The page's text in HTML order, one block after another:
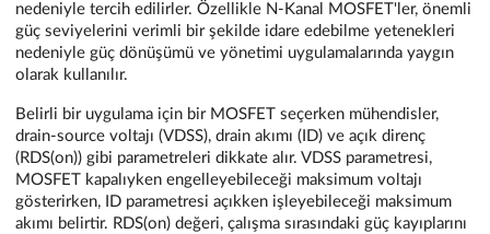
nedeniyle tercih edilirler. Özellikle N-Kanal MOSFET'ler, önemli
güç seviyelerini verimli bir şekilde idare edebilme yetenekleri
nedeniyle güç dönüşümü ve yönetimi uygulamalarında yaygın
olarak kullanılır.
Belirli bir uygulama için bir MOSFET seçerken mühendisler,
drain-source voltajı (VDSS), drain akımı (ID) ve açık direnç
(RDS(on)) gibi parametreleri dikkate alır. VDSS parametresi,
MOSFET kapalıyken engelleyebileceği maksimum voltajı
gösterirken, ID parametresi açıkken işleyebileceği maksimum
akımı belirtir. RDS(on) değeri, çalışma sırasındaki güç kayıplarını